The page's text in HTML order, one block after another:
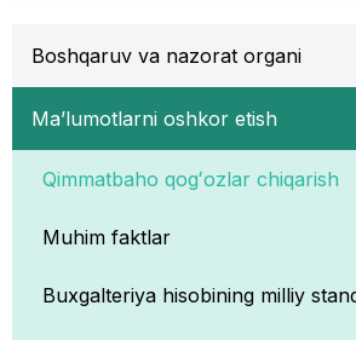
Boshqaruv va nazorat organi
Ma’lumotlarni oshkor etish
Qimmatbaho qogʻozlar chiqarish
Muhim faktlar
Buxgalteriya hisobining milliy